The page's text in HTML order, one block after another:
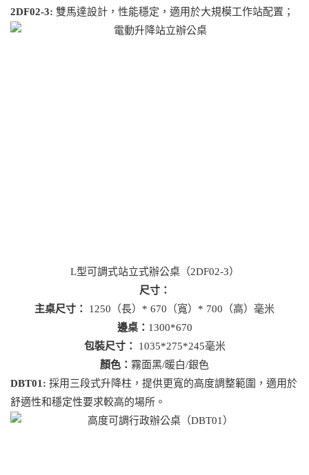
2DF02-3: 雙馬達設計，性能穩定，適用於大規模工作站配置；
L型可調式站立式辦公桌（2DF02-3）
尺寸：
主桌尺寸： 1250（長）* 670（寬）* 700（高）毫米
邊桌： 1300*670
包裝尺寸： 1035*275*245毫米
顏色： 霧面黑/暖白/銀色
DBT01: 採用三段式升降柱，提供更寬的高度調整範圍，適用於
舒適性和穩定性要求較高的場所。